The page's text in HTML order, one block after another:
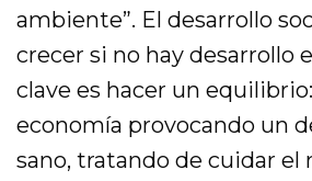
ambiente”. El desarrollo
crecer si no hay desarrollo
clave es hacer un
economía provocando un
sano, tratando de cuidar el